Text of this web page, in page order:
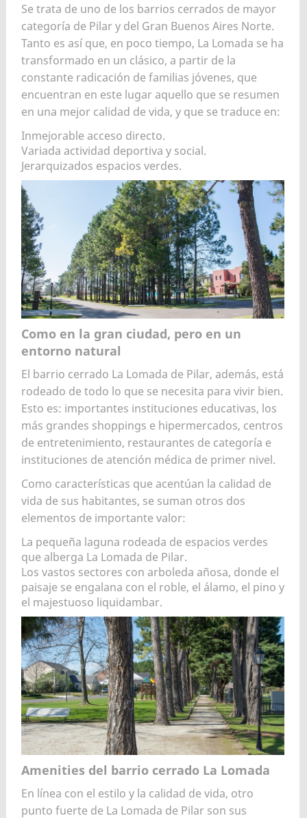
Se trata de uno de los barrios cerrados de mayor
categoría de Pilar y del Gran Buenos Aires Norte.
Tanto es así que, en poco tiempo, La Lomada se ha
transformado en un clásico, a partir de la
constante radicación de familias jóvenes, que
encuentran en este lugar aquello que se resumen
en una mejor calidad de vida, y que se traduce en:
Inmejorable acceso directo.
Variada actividad deportiva y social.
Jerarquizados espacios verdes.
Como en la gran ciudad, pero en un
entorno natural
El barrio cerrado La Lomada de Pilar, además, está
rodeado de todo lo que se necesita para vivir bien.
Esto es: importantes instituciones educativas, los
más grandes shoppings e hipermercados, centros
de entretenimiento, restaurantes de categoría e
instituciones de atención médica de primer nivel.
Como características que acentúan la calidad de
vida de sus habitantes, se suman otros dos
elementos de importante valor:
La pequeña laguna rodeada de espacios verdes
que alberga La Lomada de Pilar.
Los vastos sectores con arboleda añosa, donde el
paisaje se engalana con el roble, el álamo, el pino y
el majestuoso liquidambar.
Amenities del barrio cerrado La Lomada
En línea con el estilo y la calidad de vida, otro
punto fuerte de La Lomada de Pilar son sus